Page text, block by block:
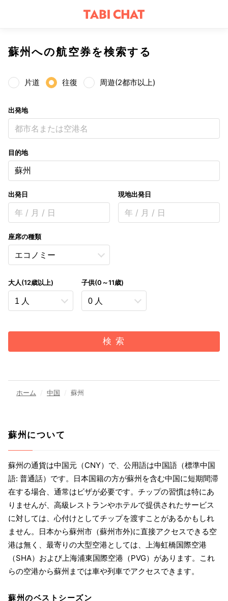
蘇州への航空券を検索する
片道 往復 周遊(2都市以上)
出発地
都市名または空港名
目的地
蘇州
出発日
年 / 月 / 日
現地出発日
年 / 月 / 日
座席の種類
大人(12歳以上) 子供(0～11歳)
検 索
ホーム 中国 蘇州
蘇州について
蘇州の通貨は中国元（CNY）で、公用語は中国語（標準中国
語: 普通話）です。日本国籍の方が蘇州を含む中国に短期間滞
在する場合、通常はビザが必要です。チップの習慣は特にあ
りませんが、高級レストランやホテルで提供されたサービス
に対しては、心付けとしてチップを渡すことがあるかもしれ
ません。日本から蘇州市（蘇州市外)に直接アクセスできる空
港は無く、最寄りの大型空港としては、上海虹橋国際空港
（SHA）および上海浦東国際空港（PVG）があります。これ
らの空港から蘇州までは車や列車でアクセスできます。
蘇州のベストシーズン